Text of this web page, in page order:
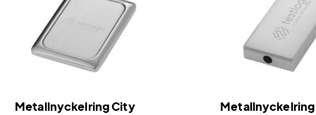
Metallnyckelring City